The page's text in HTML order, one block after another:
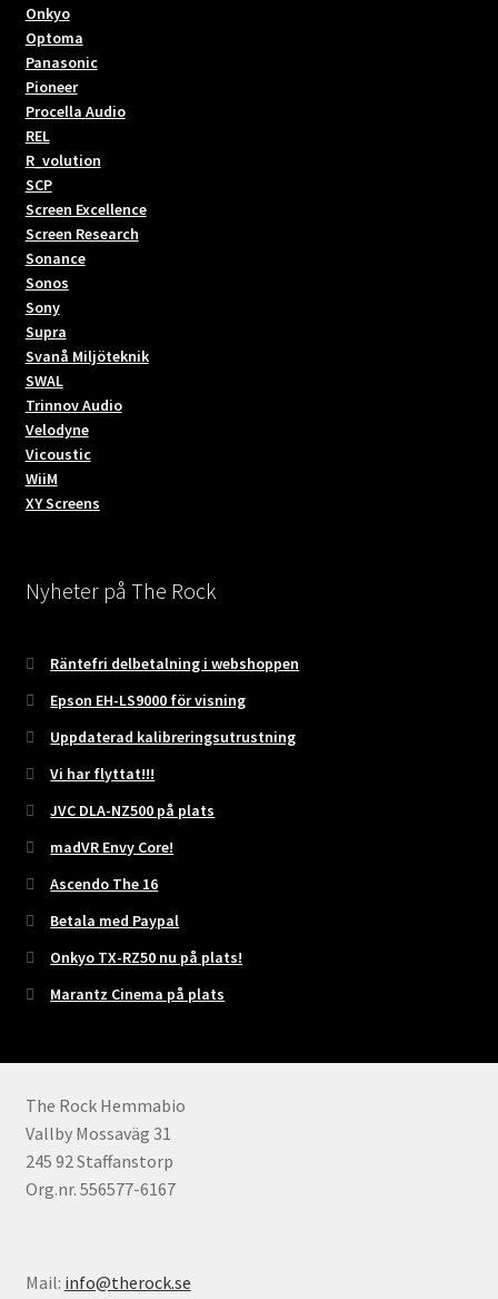
Onkyo
Optoma
Panasonic
Pioneer
Procella Audio
REL
R_volution
SCP
Screen Excellence
Screen Research
Sonance
Sonos
Sony
Supra
Svanå Miljöteknik
SWAL
Trinnov Audio
Velodyne
Vicoustic
WiiM
XY Screens
Nyheter på The Rock
Räntefri delbetalning i webshoppen
Epson EH-LS9000 för visning
Uppdaterad kalibreringsutrustning
Vi har flyttat!!!
JVC DLA-NZ500 på plats
madVR Envy Core!
Ascendo The 16
Betala med Paypal
Onkyo TX-RZ50 nu på plats!
Marantz Cinema på plats
The Rock Hemmabio
Vallby Mossaväg 31
245 92 Staffanstorp
Org.nr. 556577-6167
Mail: info@therock.se